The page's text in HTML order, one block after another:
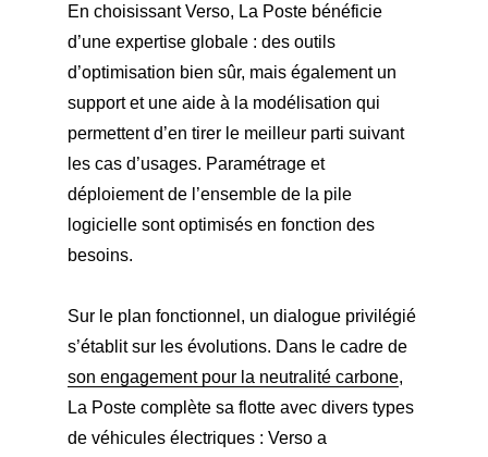
En choisissant Verso, La Poste bénéficie
d’une expertise globale : des outils
d’optimisation bien sûr, mais également un
support et une aide à la modélisation qui
permettent d’en tirer le meilleur parti suivant
les cas d’usages. Paramétrage et
déploiement de l’ensemble de la pile
logicielle sont optimisés en fonction des
besoins.
Sur le plan fonctionnel, un dialogue privilégié
s’établit sur les évolutions. Dans le cadre de
son engagement pour la neutralité carbone,
La Poste complète sa flotte avec divers types
de véhicules électriques : Verso a